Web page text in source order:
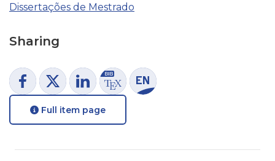
Dissertações de Mestrado
Sharing
Full item page